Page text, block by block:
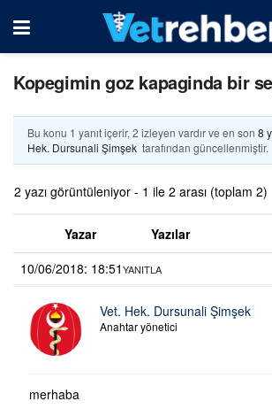
Kopegimin goz kapaginda bir
Bu konu 1 yanıt içerir, 2 izleyen vardır ve en son 8
Hek. Dursunali Şimşek tarafından güncellenmiştir.
2 yazı görüntüleniyor - 1 ile 2 arası (toplam 2)
Yazar
Yazılar
10/06/2018: 18:51YANITLA
Vet. Hek. Dursunali Şimşek
Anahtar yönetici
merhaba